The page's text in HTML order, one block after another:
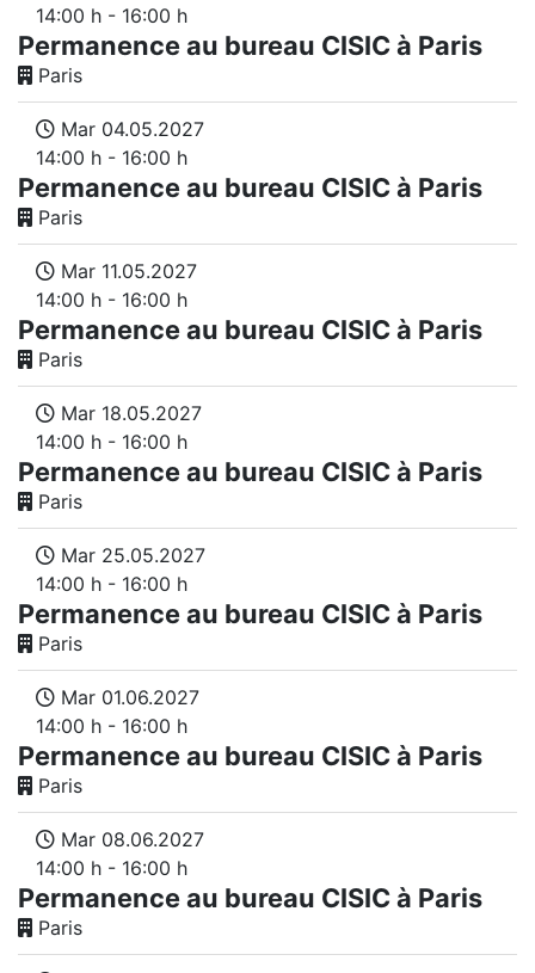
14:00 h - 16:00 h
Permanence au bureau CISIC à Paris
Paris
Mar 04.05.2027
14:00 h - 16:00 h
Permanence au bureau CISIC à Paris
Paris
Mar 11.05.2027
14:00 h - 16:00 h
Permanence au bureau CISIC à Paris
Paris
Mar 18.05.2027
14:00 h - 16:00 h
Permanence au bureau CISIC à Paris
Paris
Mar 25.05.2027
14:00 h - 16:00 h
Permanence au bureau CISIC à Paris
Paris
Mar 01.06.2027
14:00 h - 16:00 h
Permanence au bureau CISIC à Paris
Paris
Mar 08.06.2027
14:00 h - 16:00 h
Permanence au bureau CISIC à Paris
Paris